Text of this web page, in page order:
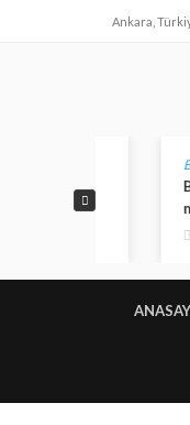
Ankara,
Bala
3